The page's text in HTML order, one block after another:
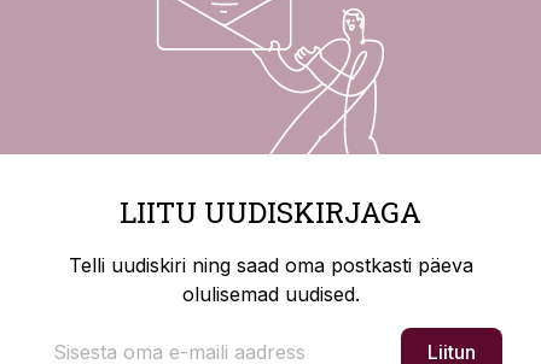
LIITU UUDISKIRJAGA
Telli uudiskiri ning saad oma postkasti päeva
olulisemad uudised.
Liitun